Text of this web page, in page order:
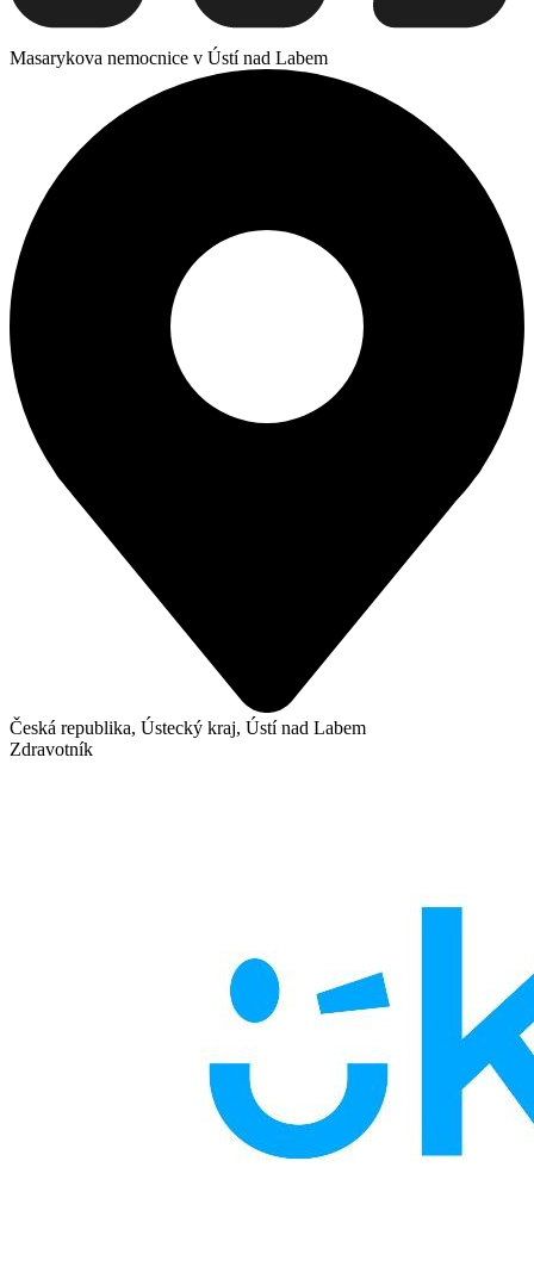
Masarykova nemocnice v Ústí nad Labem
Česká republika, Ústecký kraj, Ústí nad Labem
Zdravotník